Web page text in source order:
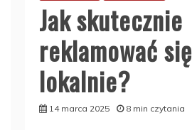
Jak skutecznie
reklamować się
lokalnie?
14 marca 2025 8 min czytania